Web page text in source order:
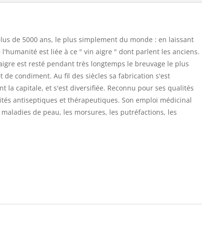
de 5000 ans, le plus simplement du monde : en laissant
est liée à ce " vin aigre " dont parlent les anciens.
est resté pendant très longtemps le breuvage le plus
condiment. Au fil des siècles sa fabrication s'est
la capitale, et s'est diversifiée. Reconnu pour ses qualités
antiseptiques et thérapeutiques. Son emploi médicinal
de peau, les morsures, les putréfactions, les